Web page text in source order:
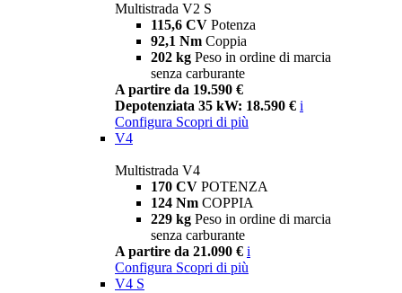
Multistrada V2 S
115,6 CV Potenza
92,1 Nm Coppia
202 kg Peso in ordine di marcia
senza carburante
A partire da 19.590 €
Depotenziata 35 kW: 18.590 € i
Configura Scopri di più
V4
Multistrada V4
170 CV POTENZA
124 Nm COPPIA
229 kg Peso in ordine di marcia
senza carburante
A partire da 21.090 € i
Configura Scopri di più
V4 S